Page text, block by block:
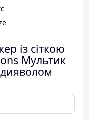
із сіткою
Мультик
Brothers.
зносостійкого
зображенням вовка